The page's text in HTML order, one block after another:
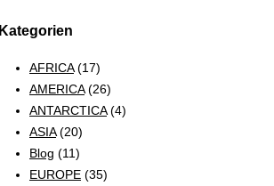
Kategorien
AFRICA(17)
AMERICA(26)
ANTARCTICA(4)
ASIA(20)
Blog (11)
EUROPE (35)